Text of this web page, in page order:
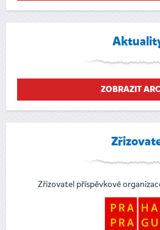
ZOBRAZIT
Zřizovatel příspěvkové